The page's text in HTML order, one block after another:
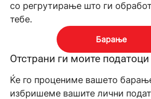
со регрутирање што ги
тебе.
Барање
Отстрани ги моите податоци
Ќе го процениме вашето
избришеме вашите лични